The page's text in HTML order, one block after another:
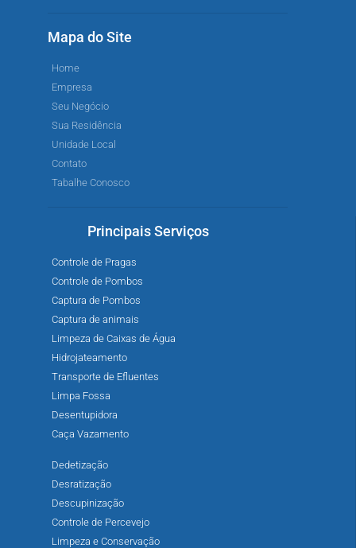
Mapa do Site
Home
Empresa
Seu Negócio
Sua Residência
Unidade Local
Contato
Tabalhe Conosco
Principais Serviços
Controle de Pragas
Controle de Pombos
Captura de Pombos
Captura de animais
Limpeza de Caixas de Água
Hidrojateamento
Transporte de Efluentes
Limpa Fossa
Desentupidora
Caça Vazamento
Dedetização
Desratização
Descupinização
Controle de Percevejo
Limpeza e Conservação